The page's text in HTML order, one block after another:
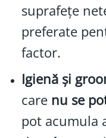
suprafețe
preferate
factor.
Igienă și
care nu se
pot acumula